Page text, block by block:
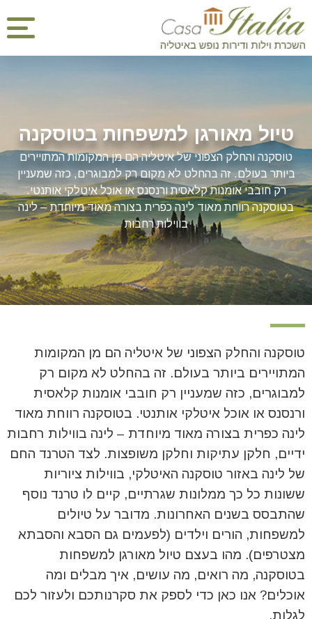
טיול מאורגן למשפחות בטוסקנה
טוסקנה והחלק הצפוני של איטליה הם מן המקומות המתויירים
ביותר בעולם. זה בהחלט לא מקום רק למבוגרים, כזה שמעניין
רק חובבי אומנות קלאסית ורנסנס או אוכל איטלקי אותנטי.
בטוסקנה רווחת מאוד לינה כפרית בצורה מאוד מיוחדת – לינה
בווילות רחבות
טוסקנה והחלק הצפוני של איטליה הם מן המקומות
המתויירים ביותר בעולם. זה בהחלט לא מקום רק
למבוגרים, כזה שמעניין רק חובבי אומנות קלאסית
ורנסנס או אוכל איטלקי אותנטי. בטוסקנה רווחת מאוד
לינה כפרית בצורה מאוד מיוחדת – לינה בווילות רחבות
ידיים, חלקן עתיקות וחלקן משופצות. לצד הטרנד החם
של לינה באזור טוסקנה האיטלקי, בווילות ציוריות
ששונות כל כך ממלונות שגרתיים, קיים לו טרנד נוסף
שהתבסס בשנים האחרונות. מדובר על טיולים
למשפחות, הורים וילדים (לפעמים גם הסבא והסבתא
מצטרפים). מהו בעצם טיול מאורגן למשפחות
בטוסקנה, מה רואים, מה עושים, איך מבלים ומה
אוכלים? אנו כאן כדי לספק את סקרנותכם ולעזור לכם
לגלות.